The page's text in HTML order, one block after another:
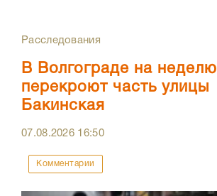
Расследования
В Волгограде на неделю
перекроют часть улицы
Бакинская
07.08.2026 16:50
Комментарии